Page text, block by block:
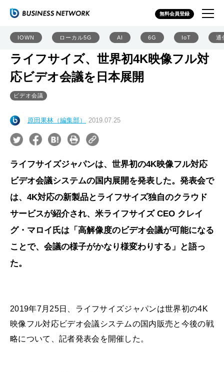
無料会員登録
IOWN ローカル5G AI 6G IoT 通
ライフサイズ、世界初4K映像フル対
応ビデオ会議を日本展開
ビデオ会議
原田果林（編集部） 2019.07.25
ライフサイズジャパンは、世界初の4K映像フル対応
ビデオ会議システムの国内展開を発表した。発表会で
は、4K対応の新製品とライフサイズ独自のクラウド
サービスが紹介され、米ライフサイズ CEO クレイ
グ・マロイ氏は「高解像度のビデオ会議が可能になる
ことで、会議の様子がかなり様変わりする」と語っ
た。
2019年7月25日、ライフサイズジャパンは世界初の4K
映像フル対応ビデオ会議システムの国内販売と今後の戦
略について、記者発表会を開催した。